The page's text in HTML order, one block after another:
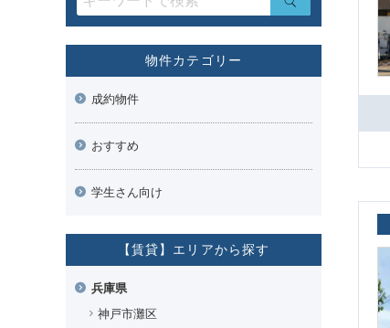
物件カテゴリー
成約物件
おすすめ
学生さん向け
【賃貸】エリアから探す
兵庫県
神戸市灘区